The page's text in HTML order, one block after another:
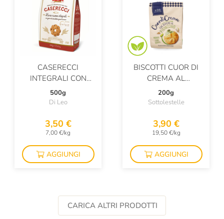
CASERECCI
INTEGRALI CON
GOCCE DI
CIOCCOLATO E
500g
Di Leo
3,50 €
7,00 €/kg
AGGIUNGI
BISCOTTI CUOR DI
CREMA AL
PISTACCHIO BIO
200g
Sottolestelle
3,90 €
19,50 €/kg
AGGIUNGI
CARICA ALTRI PRODOTTI